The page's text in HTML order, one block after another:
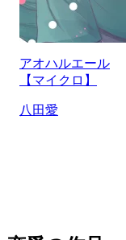
アオハルエール
【マイクロ】
八田愛